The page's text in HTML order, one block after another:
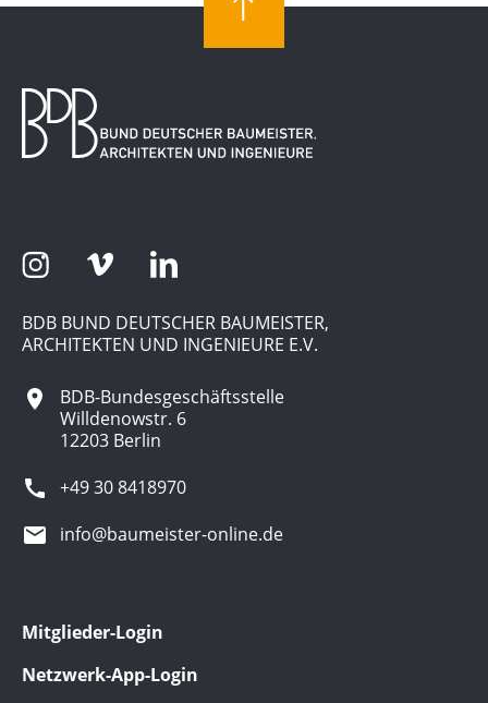
BDB BUND DEUTSCHER BAUMEISTER,
ARCHITEKTEN UND INGENIEURE E.V.
BDB-Bundesgeschäftsstelle
Willdenowstr. 6
12203 Berlin
+49 30 8418970
info@baumeister-online.de
Mitglieder-Login
Netzwerk-App-Login